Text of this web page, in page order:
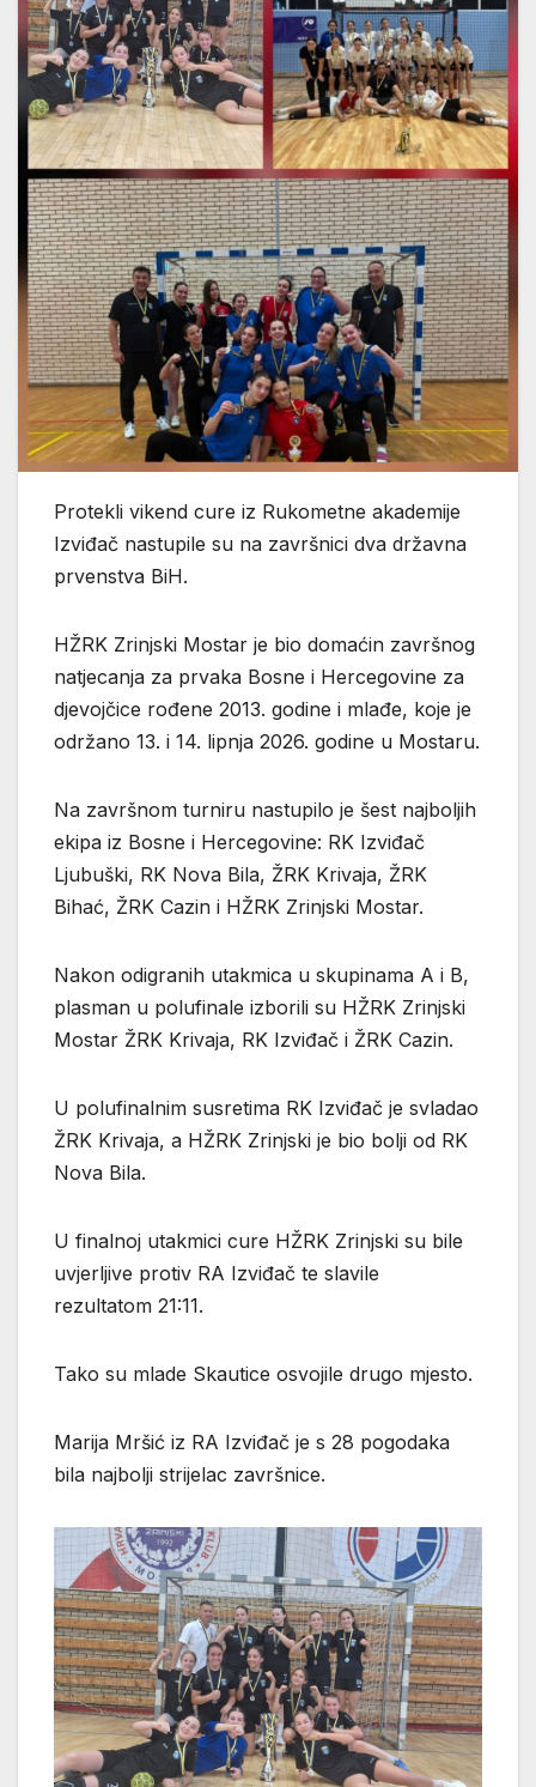
Protekli vikend cure iz Rukometne akademije
Izviđač nastupile su na završnici dva državna
prvenstva BiH.
HŽRK Zrinjski Mostar je bio domaćin završnog
natjecanja za prvaka Bosne i Hercegovine za
djevojčice rođene 2013. godine i mlađe, koje je
održano 13. i 14. lipnja 2026. godine u Mostaru.
Na završnom turniru nastupilo je šest najboljih
ekipa iz Bosne i Hercegovine: RK Izviđač
Ljubuški, RK Nova Bila, ŽRK Krivaja, ŽRK
Bihać, ŽRK Cazin i HŽRK Zrinjski Mostar.
Nakon odigranih utakmica u skupinama A i B,
plasman u polufinale izborili su HŽRK Zrinjski
Mostar ŽRK Krivaja, RK Izviđač i ŽRK Cazin.
U polufinalnim susretima RK Izviđač je svladao
ŽRK Krivaja, a HŽRK Zrinjski je bio bolji od RK
Nova Bila.
U finalnoj utakmici cure HŽRK Zrinjski su bile
uvjerljive protiv RA Izviđač te slavile
rezultatom 21:11.
Tako su mlade Skautice osvojile drugo mjesto.
Marija Mršić iz RA Izviđač je s 28 pogodaka
bila najbolji strijelac završnice.